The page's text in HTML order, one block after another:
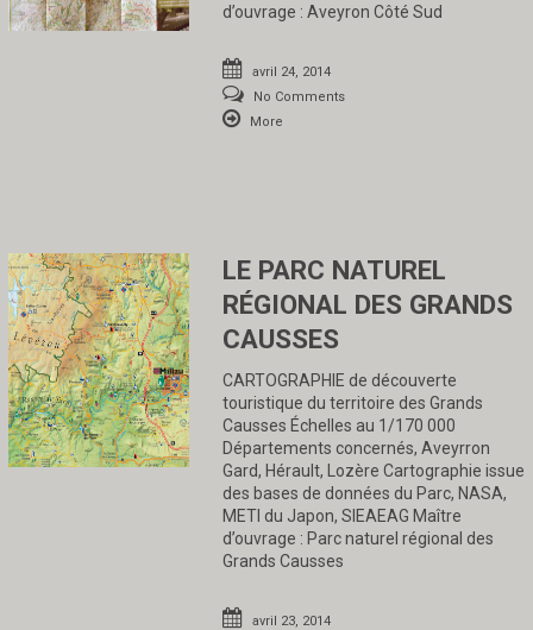
d’ouvrage : Aveyron Côté Sud
avril 24, 2014
No Comments
More
LE PARC NATUREL
RÉGIONAL DES GRANDS
CAUSSES
CARTOGRAPHIE de découverte
touristique du territoire des Grands
Causses Échelles au 1/170 000
Départements concernés, Aveyrron
Gard, Hérault, Lozère Cartographie issue
des bases de données du Parc, NASA,
METI du Japon, SIEAEAG Maître
d’ouvrage : Parc naturel régional des
Grands Causses
avril 23, 2014